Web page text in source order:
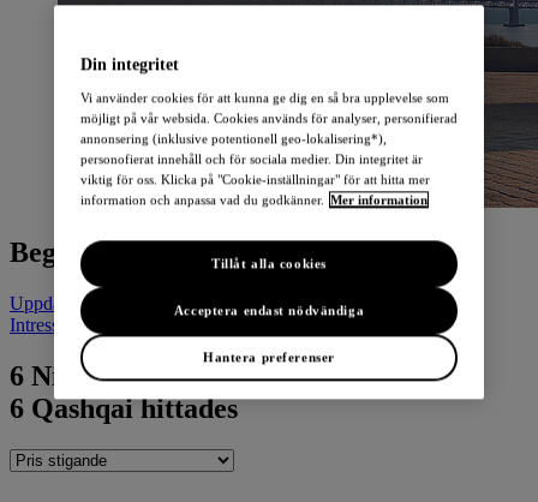
Begagnad Nissan Qashqai
Uppdatera sökning
Intresserad av en ny bil? Sök i vårt lager av nya bilar HÄR
6 Nissan Qashqai hittades
6 Qashqai hittades
Din integritet
Vi använder cookies för att kunna ge dig en så bra upplevelse som
möjligt på vår websida. Cookies används för analyser, personifierad
annonsering (inklusive potentionell geo-lokalisering*),
personofierat innehåll och för sociala medier. Din integritet är
viktig för oss. Klicka på "Cookie-inställningar" för att hitta mer
information och anpassa vad du godkänner. Mer information
Hantera preferenser
Acceptera endast nödvändiga
Tillåt alla cookies